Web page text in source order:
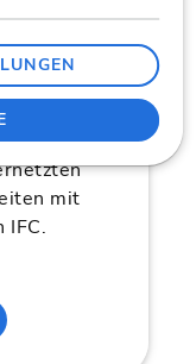
Prozess
Wir
mit
IFC.